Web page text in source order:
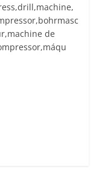
de